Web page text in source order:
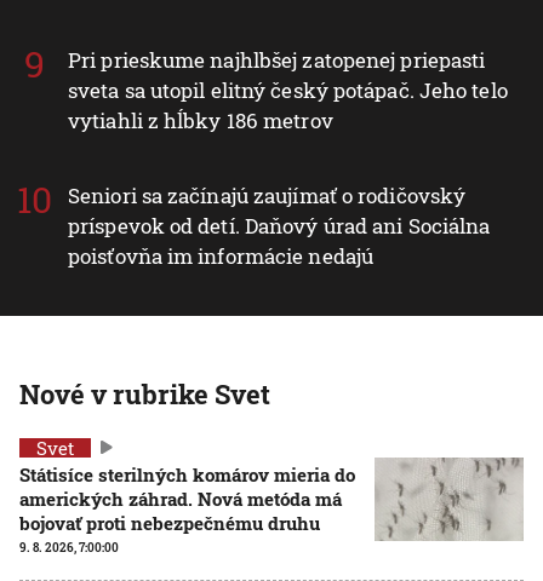
Pri prieskume najhlbšej zatopenej priepasti
sveta sa utopil elitný český potápač. Jeho telo
vytiahli z hĺbky 186 metrov
Seniori sa začínajú zaujímať o rodičovský
príspevok od detí. Daňový úrad ani Sociálna
poisťovňa im informácie nedajú
Nové v rubrike Svet
Svet
Státisíce sterilných komárov mieria do
amerických záhrad. Nová metóda má
bojovať proti nebezpečnému druhu
9. 8. 2026, 7:00:00